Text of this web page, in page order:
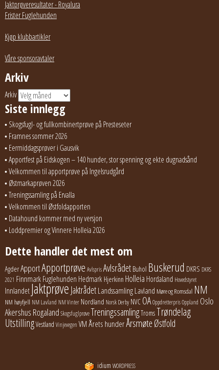
Jaktprøveresultater - Royalura
Frister Fuglehunden
Kjøp klubbartikler
Våre sponsoravtaler
Arkiv
Arkiv
Siste innlegg
Skogsfugl- og fullkombinertprøve på Presteseter
Framnes sommer 2026
Eermiddagsprøver i Gausvik
Apportfest på Eidskogen – 140 hunder, stor spenning og ekte dugnadsånd
Velkommen til apportprøve på Ingelsrudgård
Østmarkaprøven 2026
Treningssamling på Ervalla
Velkommen til Østfoldapporten
Datahound kommer med ny versjon
Loddpremier og Vinnere Holleia 2026
Dette handler det mest om
AgderApportApportprøve AvlsprisAvlsrådet Buhol Buskerud DKRS DKRS
2021 FinnmarkFuglehunden Hedmark Hjerkinn Holleia Hordaland Hovedstyret
InnlandetJaktprøve JaktrådetLandssamlingLavland Møre og Romsdal NM
NM høyfjell NM Lavland NM Vinter Nordland Norsk Derby NVC OAOppdretterprisOppland Oslo
Akershus Rogaland SkogsfuglprøveTreningssamlingTroms Trøndelag
UtstillingVestland Vinjevegen VMÅrets hunderÅrsmøteØstfold
idium WORDPRESS